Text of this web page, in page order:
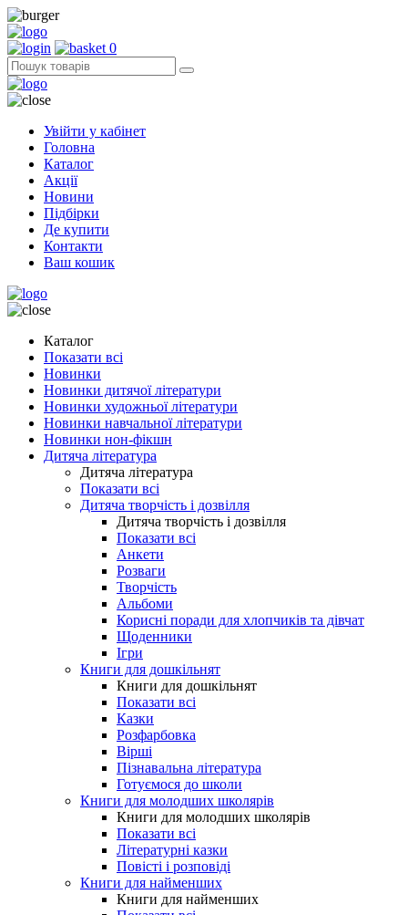
0
Увійти у кабінет
Головна
Каталог
Акції
Новини
Підбірки
Де купити
Контакти
Ваш кошик
Каталог
Показати всі
Новинки
Новинки дитячої літератури
Новинки художньої літератури
Новинки навчальної літератури
Новинки нон-фікшн
Дитяча література
Дитяча література
Показати всі
Дитяча творчість і дозвілля
Дитяча творчість і дозвілля
Показати всі
Анкети
Розваги
Творчість
Альбоми
Корисні поради для хлопчиків та дівчат
Щоденники
Ігри
Книги для дошкільнят
Книги для дошкільнят
Показати всі
Казки
Розфарбовка
Вірші
Пізнавальна література
Готуємося до школи
Книги для молодших школярів
Книги для молодших школярів
Показати всі
Літературні казки
Повісті і розповіді
Книги для найменших
Книги для найменших